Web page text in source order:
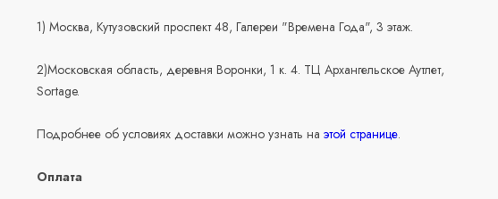
1) Москва, Кутузовский проспект 48, Галереи "Времена Года", 3 этаж.
2)Московская область, деревня Воронки, 1 к. 4. ТЦ Архангельское Аутлет,
Sortage.
Подробнее об условиях доставки можно узнать наэтой странице.
Оплата